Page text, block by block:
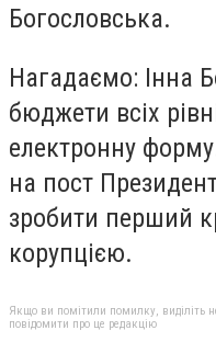
Богословська.
Нагадаємо: Інна
бюджети всіх
електронну
на пост
зробити перший
корупцією.
Якщо ви помітили помилку, виділіть
повідомити про це редакцію